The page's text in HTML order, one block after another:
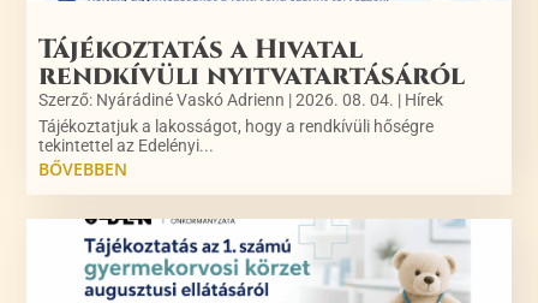
Tájékoztatás a Hivatal
rendkívüli nyitvatartásáról
Szerző: Nyárádiné Vaskó Adrienn |2026. 08. 04. | Hírek
Tájékoztatjuk a lakosságot, hogy a rendkívüli hőségre
tekintettel az Edelényi...
BŐVEBBEN